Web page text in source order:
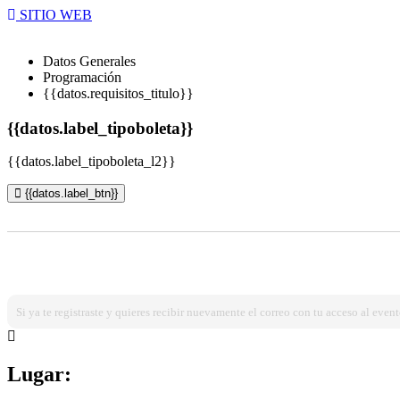
SITIO WEB
Datos Generales
Programación
{{datos.requisitos_titulo}}
{{datos.label_tipoboleta}}
{{datos.label_tipoboleta_l2}}
{{datos.label_btn}}
Si ya te registraste y quieres recibir nuevamente el correo con tu acceso al
Lugar: